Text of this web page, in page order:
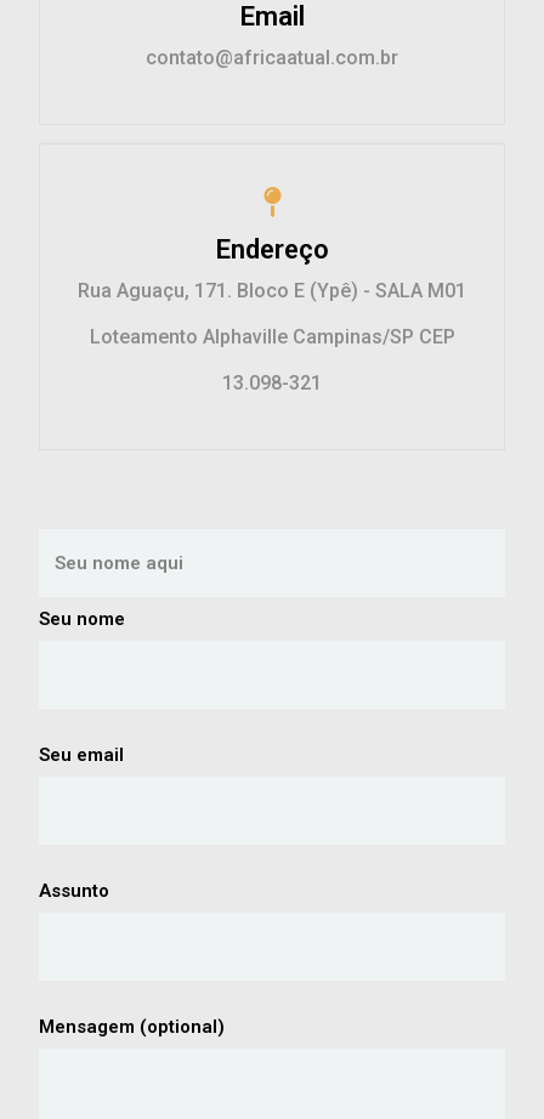
Email
contato@africaatual.com.br
Endereço
Rua Aguaçu, 171. Bloco E (Ypê) - SALA M01
Loteamento Alphaville Campinas/SP CEP
13.098-321
Seu nome
Seu email
Assunto
Mensagem (optional)